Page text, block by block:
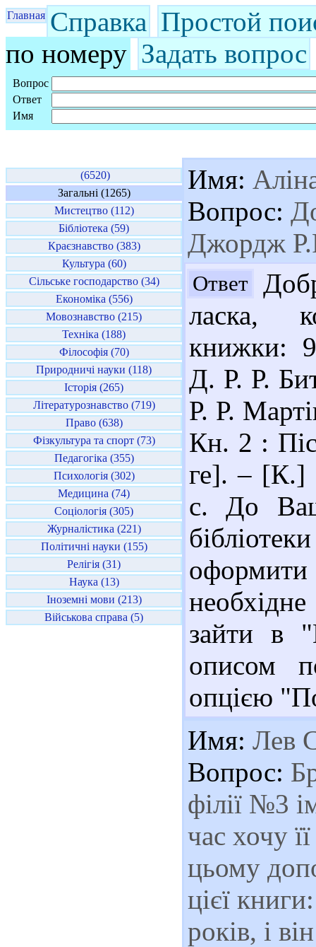
Главная Справка Простой
по номеру Задать вопрос
Вопрос
Ответ
Имя
(6520)
Загальні (1265)
Мистецтво (112)
Бібліотека (59)
Краєзнавство (383)
Культура (60)
Сільське господарство (34)
Економіка (556)
Мовознавство (215)
Техніка (188)
Філософія (70)
Природничі науки (118)
Історія (265)
Літературознавство (719)
Право (638)
Фізкультура та спорт (73)
Педагогіка (355)
Психологія (302)
Медицина (74)
Соціологія (305)
Журналістика (221)
Політичні науки (155)
Релігія (31)
Наука (13)
Іноземні мови (213)
Військова справа (5)
Имя:
Вопрос:
Джордж
Ответ
ласка,
книжки:
Д. Р. Р.
Р. Р.
Кн. 2 :
ге]. –
с. До
зайти в
описом
опцією
Имя: Лев
Вопрос:
філії №3
час хочу
цьому
цієї
років, і